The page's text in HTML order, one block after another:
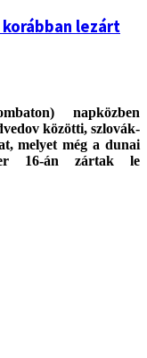
lezárt
napközben
közötti, szlovák-
melyet még a dunai
16-án zártak le